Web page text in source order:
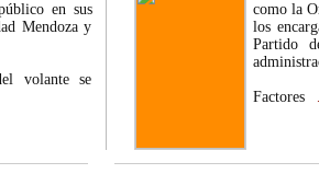
en sus
Mendoza y
volante se
como la
los
Partido
Factores